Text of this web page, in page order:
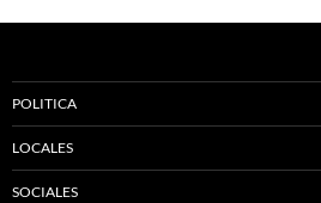
POLITICA
LOCALES
SOCIALES